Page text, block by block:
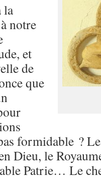
la
notre
et
de
que
formidable ?
Dieu, le
Patrie… Le